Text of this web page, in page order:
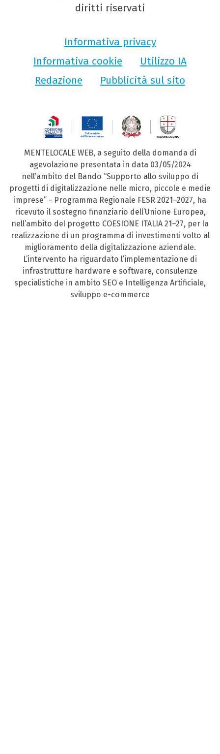
diritti riservati
Informativa privacy
Informativa cookie
Utilizzo IA
Redazione
Pubblicità sul sito
MENTELOCALE WEB, a seguito della domanda di
agevolazione presentata in data 03/05/2024
nell’ambito del Bando “Supporto allo sviluppo di
progetti di digitalizzazione nelle micro, piccole e medie
imprese” - Programma Regionale FESR 2021–2027, ha
ricevuto il sostegno finanziario dell’Unione Europea,
nell’ambito del progetto COESIONE ITALIA 21–27, per la
realizzazione di un programma di investimenti volto al
miglioramento della digitalizzazione aziendale.
L’intervento ha riguardato l’implementazione di
infrastrutture hardware e software, consulenze
specialistiche in ambito SEO e Intelligenza Artificiale,
sviluppo e-commerce